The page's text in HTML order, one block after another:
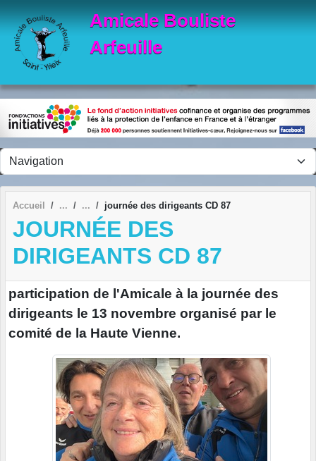
Amicale Bouliste
Arfeuille
Accueil journée des dirigeants CD 87
JOURNÉE DES
DIRIGEANTS CD 87
participation de l'Amicale à la journée des
dirigeants le 13 novembre organisé par le
comité de la Haute Vienne.